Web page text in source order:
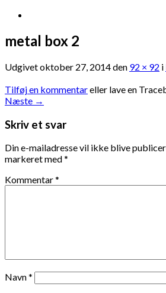
metal box 2
Udgivetoktober 27, 2014den 92 × 92 i
Tilføj en kommentareller lave en
Næste →
Skriv et svar
Din e-mailadresse vil ikke blive
markeret med*
Kommentar*
Navn*